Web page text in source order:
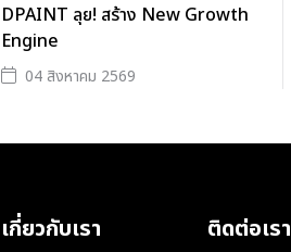
DPAINT ลุย! สร้าง New Growth
Engine
04 สิงหาคม 2569
เกี่ยวกับเรา ติดต่อเรา